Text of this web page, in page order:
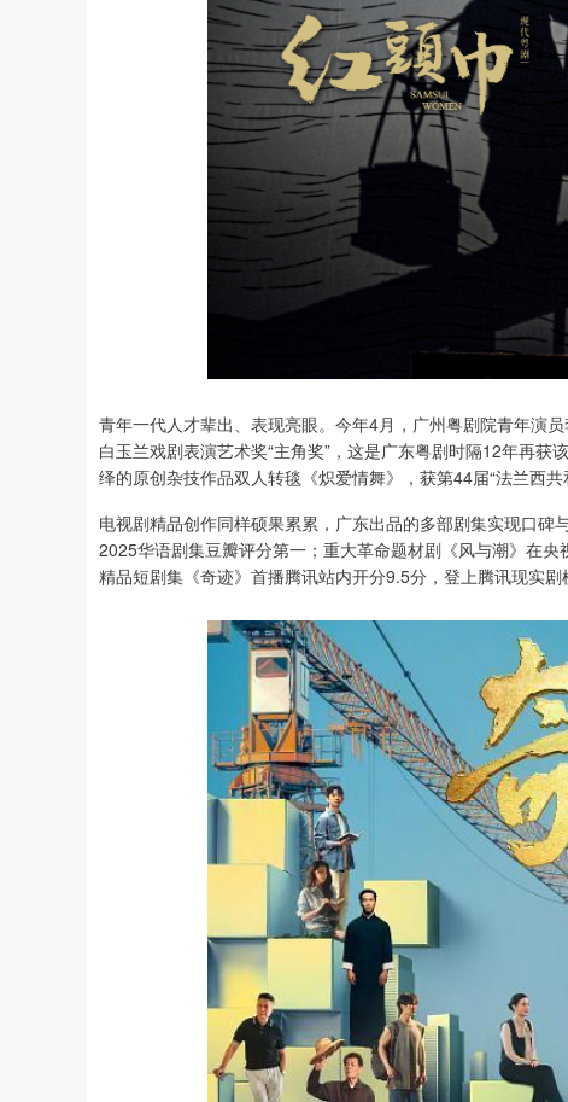
青年一代人才辈出、表现亮眼。今年4月，广州粤剧院青年演
白玉兰戏剧表演艺术奖“主角奖”，这是广东粤剧时隔12年再
绎的原创杂技作品双人转毯《炽爱情舞》，获第44届“法兰西
电视剧精品创作同样硕果累累，广东出品的多部剧集实现口
2025华语剧集豆瓣评分第一；重大革命题材剧《风与潮》在
精品短剧集《奇迹》首播腾讯站内开分9.5分，登上腾讯现实